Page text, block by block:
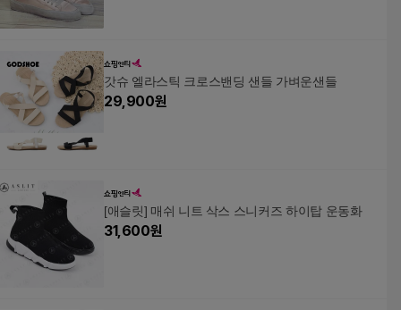
갓슈 엘라스틱 크로스밴딩 샌들 가벼운샌들
29,900원
[애슬릿] 매쉬 니트 삭스 스니커즈 하이탑 운동화
31,600원